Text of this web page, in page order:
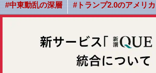
#中東動乱の深層 #トランプ2.0のアメリカ